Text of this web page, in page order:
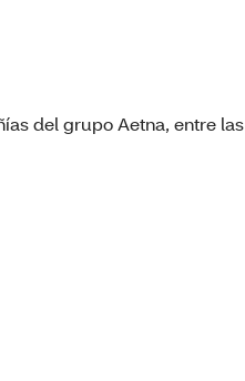
del grupo Aetna, entre las